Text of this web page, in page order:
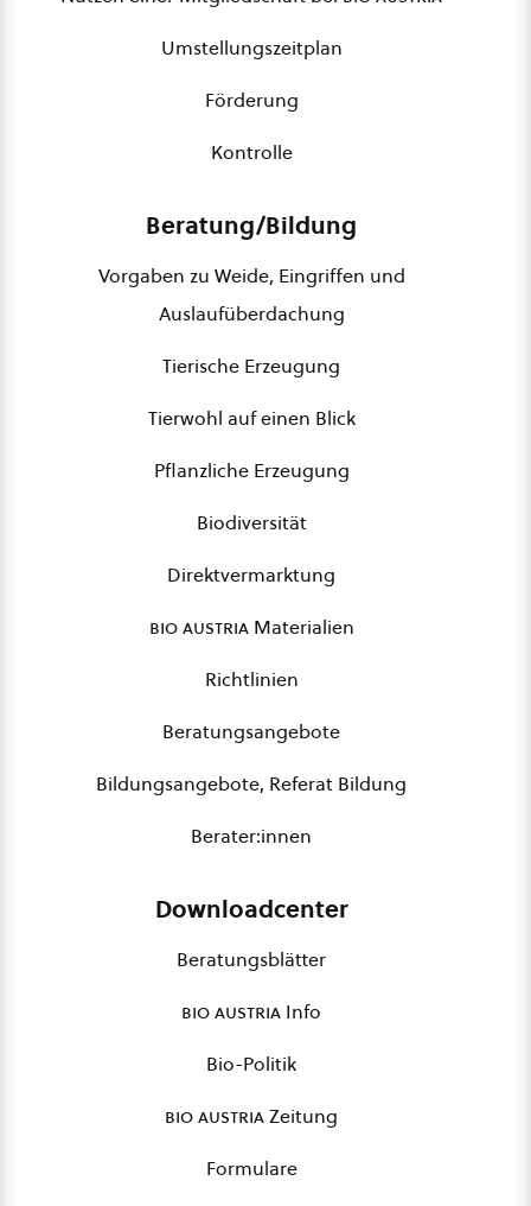
Umstellungszeitplan
Förderung
Kontrolle
Beratung/Bildung
Vorgaben zu Weide, Eingriffen und
Auslaufüberdachung
Tierische Erzeugung
Tierwohl auf einen Blick
Pflanzliche Erzeugung
Biodiversität
Direktvermarktung
bio austriaMaterialien
Richtlinien
Beratungsangebote
Bildungsangebote, Referat Bildung
Berater:innen
Downloadcenter
Beratungsblätter
bio austria Info
Bio-Politik
bio austriaZeitung
Formulare